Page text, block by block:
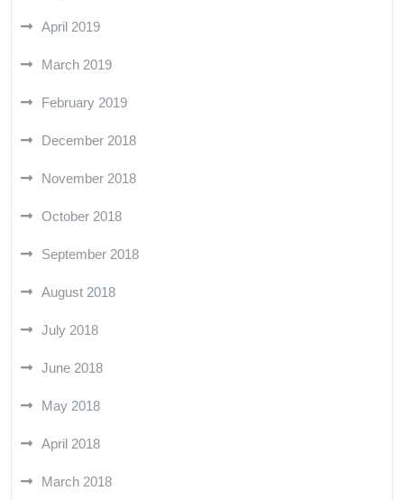
April 2019
March 2019
February 2019
December 2018
November 2018
October 2018
September 2018
August 2018
July 2018
June 2018
May 2018
April 2018
March 2018